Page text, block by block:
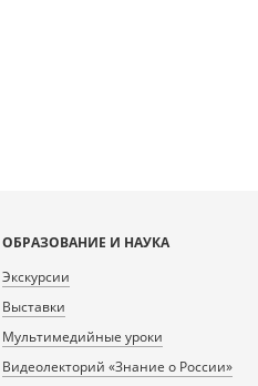
ОБРАЗОВАНИЕ И НАУКА
Экскурсии
Выставки
Мультимедийные уроки
Видеолекторий «Знание о России»